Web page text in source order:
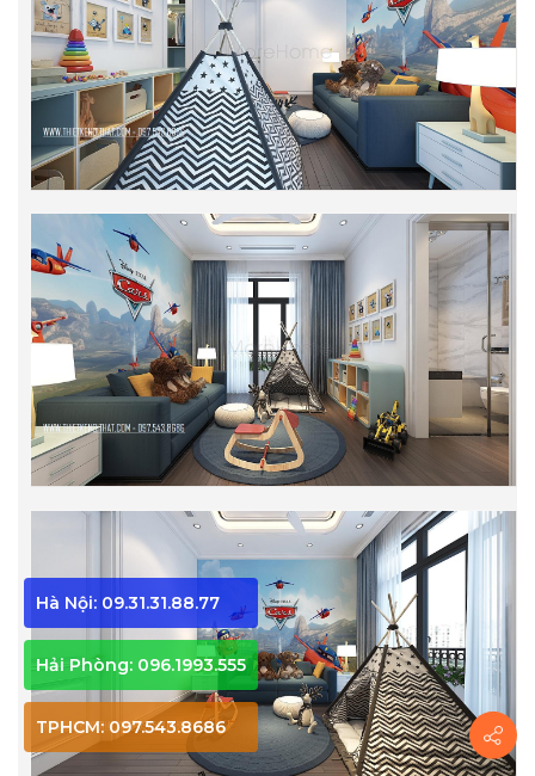
Hà Nội: 09.31.31.88.77
Hải Phòng: 096.1993.555
TPHCM: 097.543.8686